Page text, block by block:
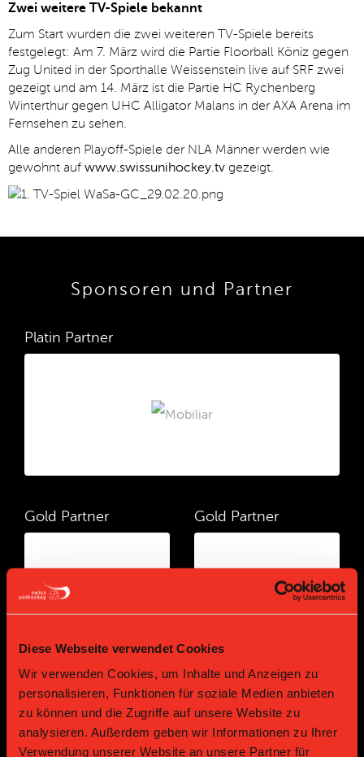
Diese Webseite verwendet Cookies
Wir verwenden Cookies, um Inhalte und Anzeigen zu
personalisieren, Funktionen für soziale Medien anbieten
zu können und die Zugriffe auf unsere Website zu
analysieren. Außerdem geben wir Informationen zu Ihrer
Verwendung unserer Website an unsere Partner für
Zwei weitere TV-Spiele bekannt
Zum Start wurden die zwei weiteren TV-Spiele bereits
festgelegt: Am 7. März wird die Partie Floorball Köniz gegen
Zug United in der Sporthalle Weissenstein live auf SRF zwei
gezeigt und am 14. März ist die Partie HC Rychenberg
Winterthur gegen UHC Alligator Malans in der AXA Arena im
Fernsehen zu sehen.
Alle anderen Playoff-Spiele der NLA Männer werden wie
gewohnt auf www.swissunihockey.tv gezeigt.
Sponsoren und Partner
Platin Partner
Gold Partner Gold Partner
Gold Partner Gold Partner